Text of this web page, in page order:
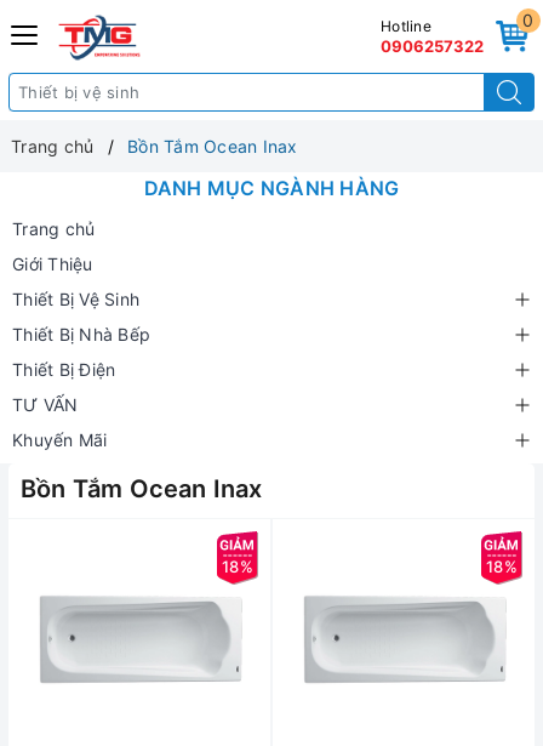
0
Hotline
0906257322
Trang chủ Bồn Tắm Ocean Inax
DANH MỤC NGÀNH HÀNG
Trang chủ
Giới Thiệu
Thiết Bị Vệ Sinh
Thiết Bị Nhà Bếp
Thiết Bị Điện
TƯ VẤN
Khuyến Mãi
Bồn Tắm Ocean Inax
18% 18%